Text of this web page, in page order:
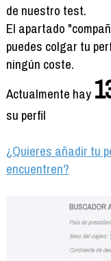
de nuestro test.
El apartado
puedes colgar tu
ningún coste.
Actualmente hay
su perfil
¿Quieres añadir tu
encuentren?